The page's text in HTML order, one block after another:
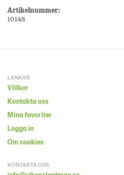
Artikelnummer:
10148
LÄNKAR
Villkor
Kontakta oss
Mina favoriter
Logga in
Om cookies
KONTAKTA OSS